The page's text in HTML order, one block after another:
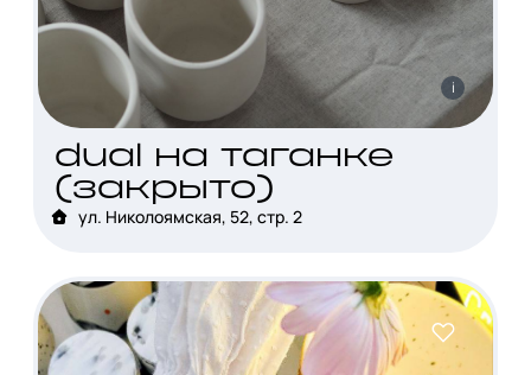
i
dual на таганке
(закрыто)
ул. Николоямская, 52, стр. 2